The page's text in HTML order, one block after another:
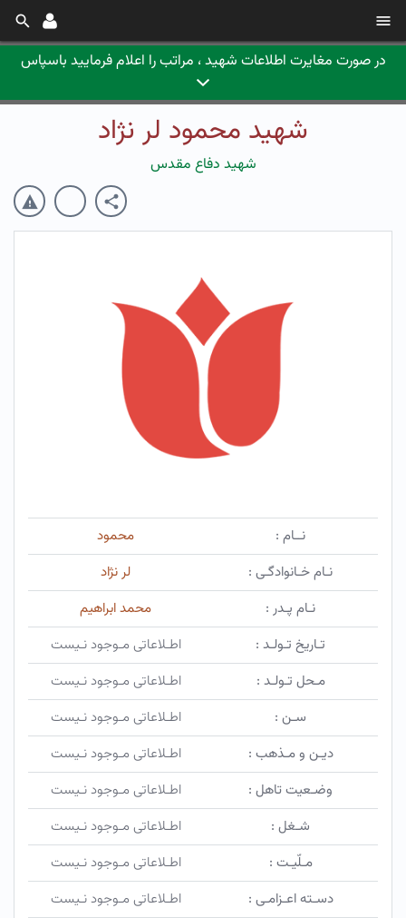
در صورت مغایرت اطلاعات شهید ، مراتب را اعلام فرمایید باسپاس
شهید محمود لر نژاد
شهید دفاع مقدس
نــام :
محمود
نـام خـانوادگـی :
لر نژاد
نـام پـدر :
محمد ابراهیم
تـاریخ تـولـد :
اطـلاعاتی مـوجود نـیست
مـحل تـولـد :
اطـلاعاتی مـوجود نـیست
سـن :
اطـلاعاتی مـوجود نـیست
دیـن و مـذهب :
اطـلاعاتی مـوجود نـیست
وضـعیت تاهل :
اطـلاعاتی مـوجود نـیست
شـغل :
اطـلاعاتی مـوجود نـیست
مـلّیـت :
اطـلاعاتی مـوجود نـیست
دسـته اعـزامـی :
اطـلاعاتی مـوجود نـیست